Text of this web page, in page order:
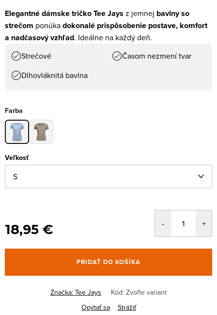
Elegantné dámske tričko Tee Jays z jemnej bavlny so
strečom ponúkadokonalé prispôsobenie postave, komfort
a nadčasový vzhľad. Ideálne na každý deň.
Strečové
Časom nezmení tvar
Dlhovláknitá bavlna
Farba
Veľkosť
18,95 €
PRIDAŤ DO KOŠÍKA
Značka: Tee Jays Kód: Zvoľte variant
Opýtať sa
Strážiť